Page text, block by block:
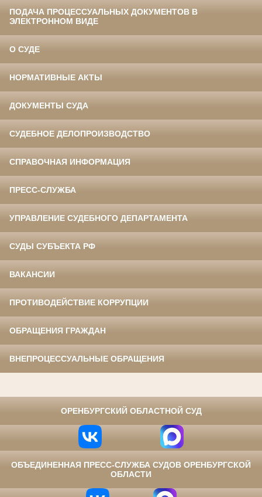
ПОДАЧА ПРОЦЕССУАЛЬНЫХ ДОКУМЕНТОВ В
ЭЛЕКТРОННОМ ВИДЕ
О СУДЕ
НОРМАТИВНЫЕ АКТЫ
ДОКУМЕНТЫ СУДА
СУДЕБНОЕ ДЕЛОПРОИЗВОДСТВО
СПРАВОЧНАЯ ИНФОРМАЦИЯ
ПРЕСС-СЛУЖБА
УПРАВЛЕНИЕ СУДЕБНОГО ДЕПАРТАМЕНТА
СУДЫ СУБЪЕКТА РФ
ВАКАНСИИ
ПРОТИВОДЕЙСТВИЕ КОРРУПЦИИ
ОБРАЩЕНИЯ ГРАЖДАН
ВНЕПРОЦЕССУАЛЬНЫЕ ОБРАЩЕНИЯ
ОРЕНБУРГСКИЙ ОБЛАСТНОЙ СУД
ОБЪЕДИНЕННАЯ ПРЕСС-СЛУЖБА СУДОВ ОРЕНБУРГСКОЙ
ОБЛАСТИ